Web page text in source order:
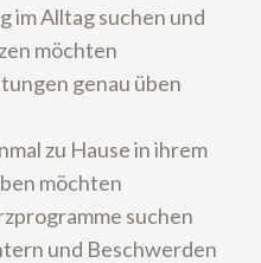
im Alltag suchen und
möchten
genau üben
zu Hause in ihrem
möchten
suchen
und Beschwerden